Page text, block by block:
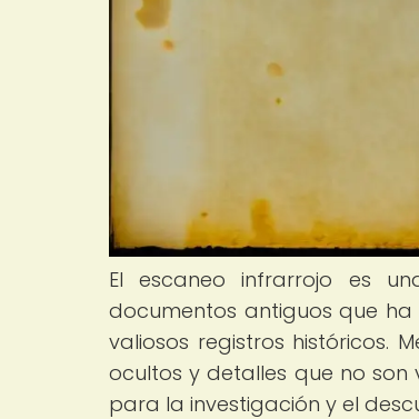
El escaneo infrarrojo es
documentos antiguos que
valiosos registros históricos.
ocultos y detalles que no son
para la investigación y el